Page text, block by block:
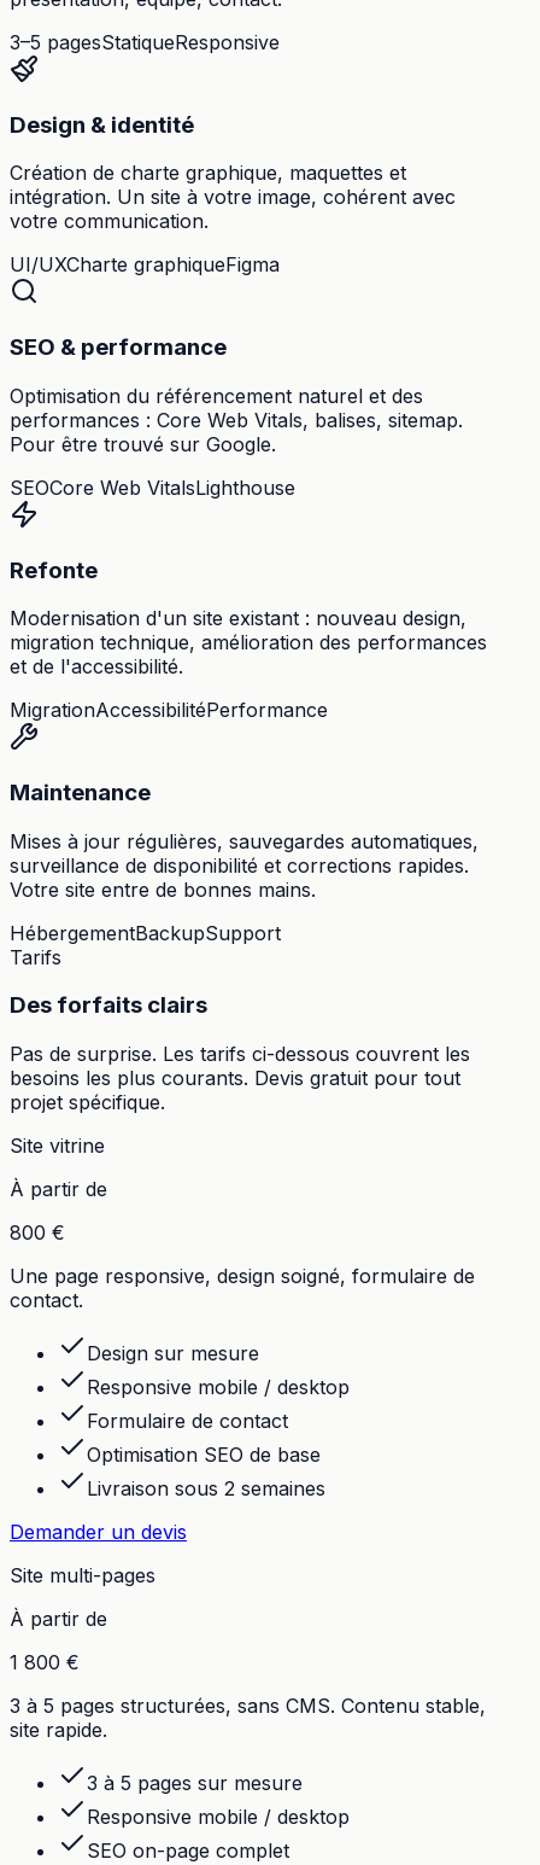
3–5 pagesStatiqueResponsive
Design & identité
Création de charte graphique, maquettes et
intégration. Un site à votre image, cohérent avec
votre communication.
UI/UXCharte graphiqueFigma
SEO & performance
Optimisation du référencement naturel et des
performances : Core Web Vitals, balises, sitemap.
Pour être trouvé sur Google.
SEOCore Web VitalsLighthouse
Refonte
Modernisation d'un site existant : nouveau design,
migration technique, amélioration des performances
et de l'accessibilité.
MigrationAccessibilitéPerformance
Maintenance
Mises à jour régulières, sauvegardes automatiques,
surveillance de disponibilité et corrections rapides.
Votre site entre de bonnes mains.
HébergementBackupSupport
Tarifs
Des forfaits clairs
Pas de surprise. Les tarifs ci-dessous couvrent les
besoins les plus courants. Devis gratuit pour tout
projet spécifique.
Site vitrine
À partir de
800 €
Une page responsive, design soigné, formulaire de
contact.
Design sur mesure
Responsive mobile / desktop
Formulaire de contact
Optimisation SEO de base
Livraison sous 2 semaines
Demander un devis
Site multi-pages
À partir de
1 800 €
3 à 5 pages structurées, sans CMS. Contenu stable,
site rapide.
3 à 5 pages sur mesure
Responsive mobile / desktop
SEO on-page complet